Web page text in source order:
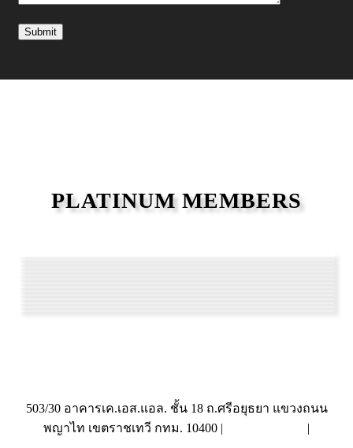
PLATINUM MEMBERS
503/30 อาคารเค.เอส.แอล. ชั้น 18 ถ.ศรีอยุธยา แขวงถนน
พญาไท เขตราชเทวี กทม. 10400 |